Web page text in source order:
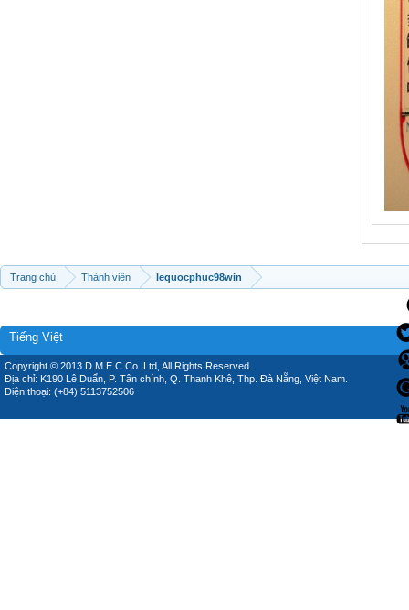
Trang chủ Thành viên lequocphuc98win
Tiếng Việt
Copyright © 2013 D.M.E.C Co.,Ltd, All Rights Reserved.
Địa chỉ: K190 Lê Duẩn, P. Tân chính, Q. Thanh Khê, Thp. Đà Nẵng, Việt Nam.
Điện thoại: (+84) 5113752506